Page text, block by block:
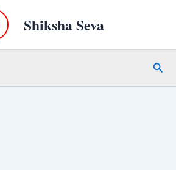
Shiksha Seva